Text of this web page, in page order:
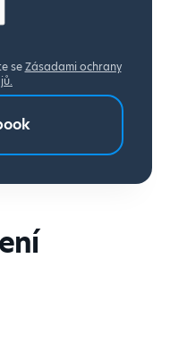
seZásadami ochrany